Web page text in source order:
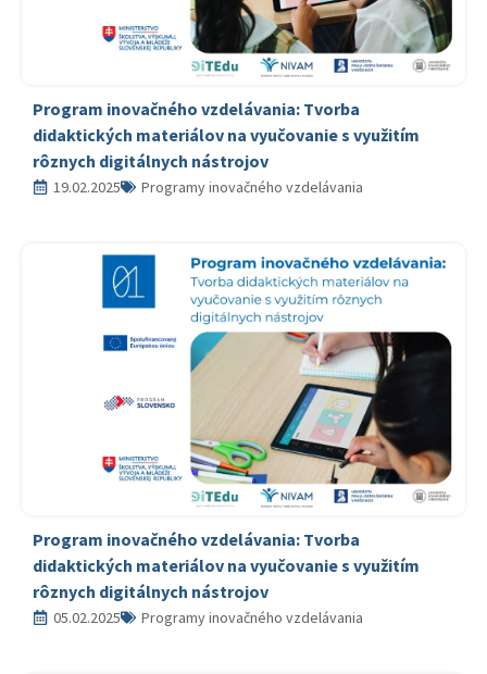
Program inovačného vzdelávania: Tvorba
didaktických materiálov na vyučovanie s využitím
rôznych digitálnych nástrojov
19.02.2025 Programy inovačného vzdelávania
Program inovačného vzdelávania: Tvorba
didaktických materiálov na vyučovanie s využitím
rôznych digitálnych nástrojov
05.02.2025 Programy inovačného vzdelávania